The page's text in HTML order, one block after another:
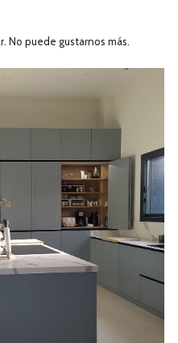
No puede gustarnos más.